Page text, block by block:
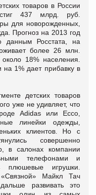
товаров в России
437 млрд. руб.
для новорожденных,
Прогноз на 2013 год
данным Росстата, на
более 26 млн.
18% населения.
1% дает прибавку в
детских товаров
уже не удивляет, что
Adidas или Ессо,
линейки одежды,
клиентов. Но с
совершенно
в салонах компании
телефонами и
плюшевые игрушки.
Майкл Тач
развивать это